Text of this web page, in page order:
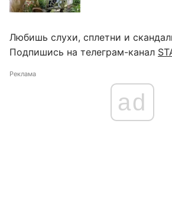
Любишь слухи, сплетни и
Подпишись на телеграм-канал
Реклама
ad